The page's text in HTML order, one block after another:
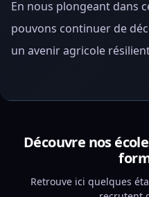
En nous plongeant dans
pouvons continuer de
un avenir agricole
Découvre nos
Retrouve ici quelques